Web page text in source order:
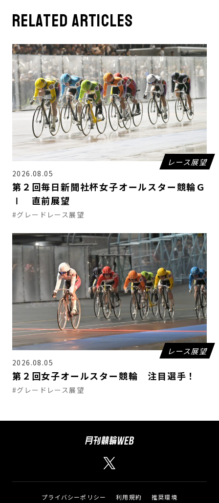
related articles
レース展望
2026.08.05
第２回毎日新聞社杯女子オールスター競輪Ｇ
Ⅰ 直前展望
#グレードレース展望
レース展望
2026.08.05
第２回女子オールスター競輪 注目選手！
#グレードレース展望
プライバシーポリシー 利用規約 推奨環境